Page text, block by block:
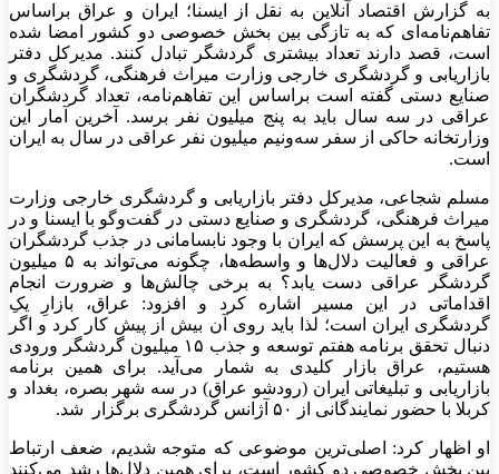
به گزارش اقتصاد آنلاین به نقل از ایسنا؛ ایران و عراق براساس
تفاهم‌نامه‌ای که به تازگی بین بخش خصوصی دو کشور امضا شده
است، قصد دارند تعداد بیشتری گردشگر تبادل کنند. مدیرکل دفتر
بازاریابی و گردشگری خارجی وزارت میراث فرهنگی، گردشگری و
صنایع دستی گفته است براساس این تفاهم‌نامه، تعداد گردشگران
عراقی در سه سال باید به پنج میلیون نفر برسد. آخرین آمار این
وزارتخانه حاکی از سفر سه‌ونیم میلیون نفر عراقی در سال به ایران
است.
مسلم شجاعی، مدیرکل دفتر بازاریابی و گردشگری خارجی وزارت
میراث فرهنگی، گردشگری و صنایع دستی در گفت‌و‌گو با ایسنا و در
پاسخ به این پرسش که ایران با وجود نابسامانی در جذب گردشگران
عراقی و فعالیت دلال‌ها و واسطه‌ها، چگونه می‌تواند به ۵ میلیون
گردشگر عراقی دست یابد؟ به برخی چالش‌ها و ضرورت انجام
اقداماتی در این مسیر اشاره کرد و افزود: عراق، بازارِ یکِ
گردشگری ایران است؛ لذا باید روی آن بیش از پیش کار کرد و اگر
دنبال تحقق برنامه هفتم توسعه و جذب ۱۵ میلیون گردشگر ورودی
هستیم، عراق بازار کلیدی به شمار می‌آید. برای همین برنامه
بازاریابی و تبلیغاتی ایران (رودشو عراق) در سه شهر بصره، بغداد و
کربلا با حضور نمایندگانی از ۵۰ آژانس گردشگری برگزار شد.
او اظهار کرد: اصلی‌ترین موضوعی که متوجه شدیم، ضعف ارتباط
بین بخش خصوصی دو کشور است، برای همین دلال‌ها رشد می‌کنند